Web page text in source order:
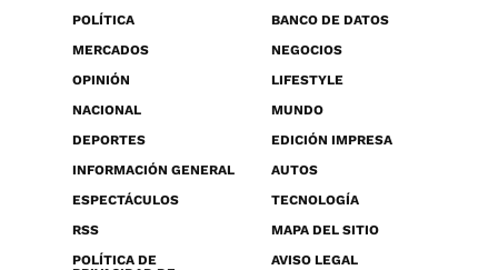
POLÍTICA
BANCO DE DATOS
MERCADOS
NEGOCIOS
OPINIÓN
LIFESTYLE
NACIONAL
MUNDO
DEPORTES
EDICIÓN IMPRESA
INFORMACIÓN GENERAL
AUTOS
ESPECTÁCULOS
TECNOLOGÍA
RSS
MAPA DEL SITIO
POLÍTICA DE
AVISO LEGAL